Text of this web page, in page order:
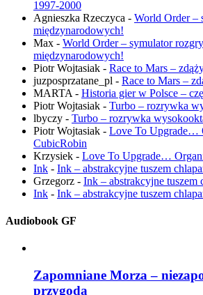
1997-2000
Agnieszka Rzeczyca - World Order –
międzynarodowych!
Max - World Order – symulator
międzynarodowych!
Piotr Wojtasiak - Race to Mars –
juzposprzatane_pl - Race to Mars –
MARTA - Historia gier w Polsce –
Piotr Wojtasiak - Turbo – rozrywka
lbyczy - Turbo – rozrywka
Piotr Wojtasiak - Love To Upgrade…
CubicRobin
Krzysiek - Love To Upgrade…
Ink - Ink – abstrakcyjne tuszem
Grzegorz - Ink – abstrakcyjne tuszem
Ink - Ink – abstrakcyjne tuszem
Audiobook GF
Zapomniane Morza –
przygoda